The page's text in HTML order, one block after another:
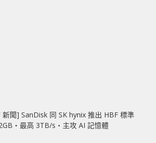
新聞] SanDisk 同 SK hynix 推出 HBF 標準
最高 3TB/s‧主攻 AI 記憶體